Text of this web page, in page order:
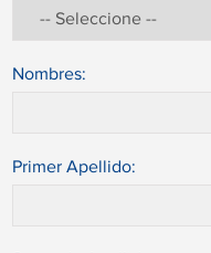
Nombres:
Primer Apellido: